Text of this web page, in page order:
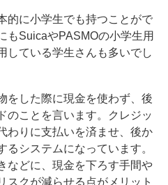
的に小学生でも持つことがで
もSuicaやPASMOの小学生用
している学生さんも多いでし
をした際に現金を使わず、後
のことを言います。クレジッ
わりに支払いを済ませ、後か
るシステムになっています。
などに、現金を下ろす手間や
スクが減らせる点がメリット